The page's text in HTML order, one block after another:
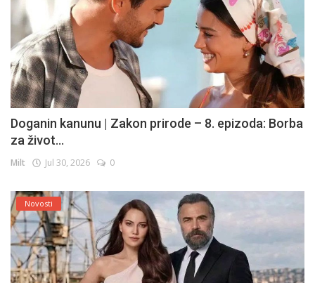
Doganin kanunu | Zakon prirode – 8. epizoda: Borba
za život...
Milt Jul 30, 2026 0
Novosti